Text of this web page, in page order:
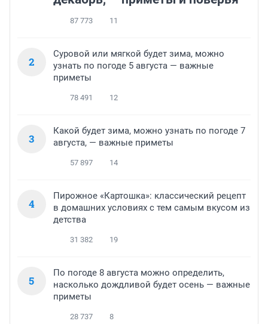
87 773 11
2
Суровой или мягкой будет зима, можно
узнать по погоде 5 августа — важные
приметы
78 491 12
3
Какой будет зима, можно узнать по погоде 7
августа, — важные приметы
57 897 14
4
Пирожное «Картошка»: классический рецепт
в домашних условиях с тем самым вкусом из
детства
31 382 19
5
По погоде 8 августа можно определить,
насколько дождливой будет осень — важные
приметы
28 737 8